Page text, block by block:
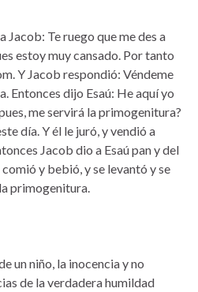
Te ruego que me des a
estoy muy cansado. Por tanto
Y Jacob respondió: Véndeme
Entonces dijo Esaú: He aquí yo
me servirá la primogenitura?
día. Y él le juró, y vendió a
Jacob dio a Esaú pan y del
y bebió, y se levantó y se
primogenitura.
un niño, la inocencia y no
de la verdadera humildad